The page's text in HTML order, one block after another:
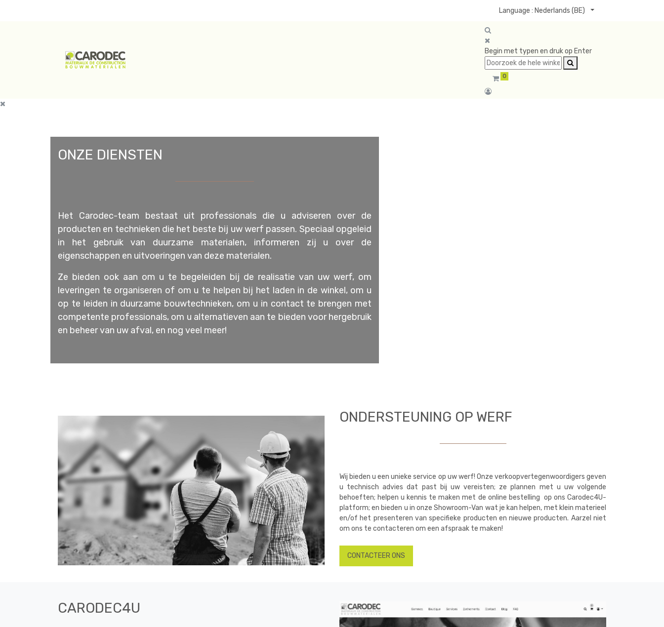
Language : Nederlands (BE)
Begin met typen en druk op Enter
0
ONZE DIENSTEN
Het Carodec-team bestaat uit professionals die u adviseren over de
producten en technieken die het beste bij uw werf passen. Speciaal opgeleid
in het gebruik van duurzame materialen, informeren zij u over de
eigenschappen en uitvoeringen van deze materialen.
Ze bieden ook aan om u te begeleiden bij de realisatie van uw werf, om
leveringen te organiseren of om u te helpen bij het laden in de winkel, om u
op te leiden in duurzame bouwtechnieken, om u in contact te brengen met
competente professionals, om u alternatieven aan te bieden voor hergebruik
en beheer van uw afval, en nog veel meer!
ONDERSTEUNING OP WERF
Wij bieden u een unieke service op uw werf! Onze verkoopvertegenwoordigers geven
u technisch advies dat past bij uw vereisten; ze plannen met u uw volgende
behoeften; helpen u kennis te maken met de online bestelling op ons Carodec4U-
platform; en bieden u in onze Showroom-Van wat je kan helpen, met klein materieel
en/of het presenteren van specifieke producten en nieuwe producten. Aarzel niet
om ons te contacteren om een afspraak te maken!
CONTACTEER ONS
CARODEC4U